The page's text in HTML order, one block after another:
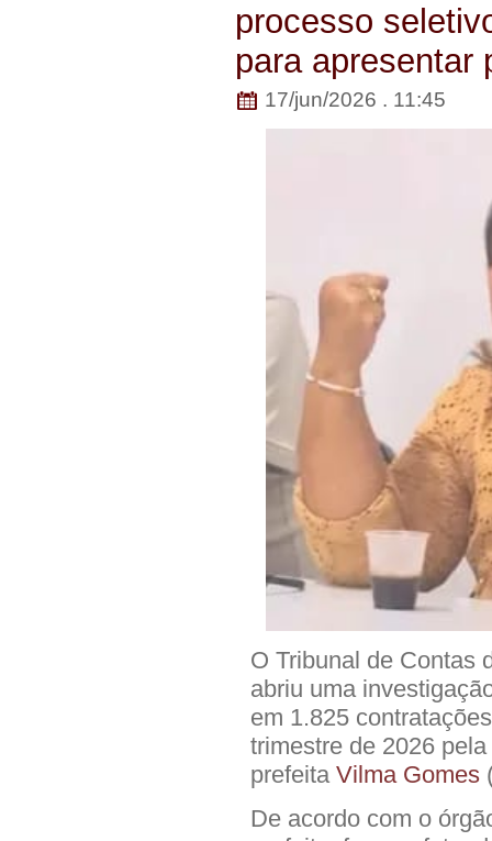
processo
para apresentar
17/jun/2026 . 11:45
O Tribunal de Contas
abriu uma
em 1.825
trimestre de 2026
prefeita Vilma Gomes
De acordo com o